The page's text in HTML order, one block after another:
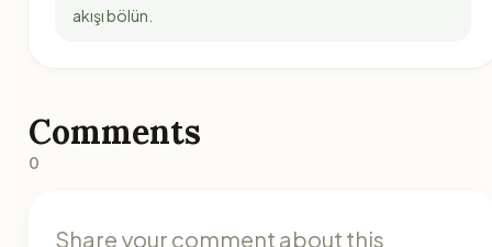
akışı bölün.
Comments
0